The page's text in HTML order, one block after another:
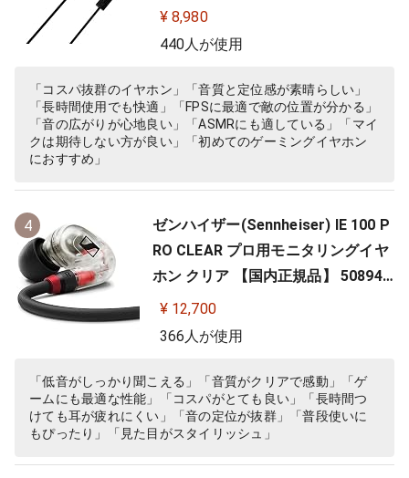
【ゲーム/VR/バイノーラル/ASMR /
360オーディオ推奨】
¥ 8,980
440人が使用
「コスパ抜群のイヤホン」「音質と定位感が素晴らしい」
「長時間使用でも快適」「FPSに最適で敵の位置が分かる」
「音の広がりが心地良い」「ASMRにも適している」「マイ
クは期待しない方が良い」「初めてのゲーミングイヤホン
におすすめ」
4
ゼンハイザー(Sennheiser) IE 100 P
RO CLEAR プロ用モニタリングイヤ
ホン クリア 【国内正規品】 508941
カナル型 有線イヤホン
¥ 12,700
366人が使用
「低音がしっかり聞こえる」「音質がクリアで感動」「ゲ
ームにも最適な性能」「コスパがとても良い」「長時間つ
けても耳が疲れにくい」「音の定位が抜群」「普段使いに
もぴったり」「見た目がスタイリッシュ」